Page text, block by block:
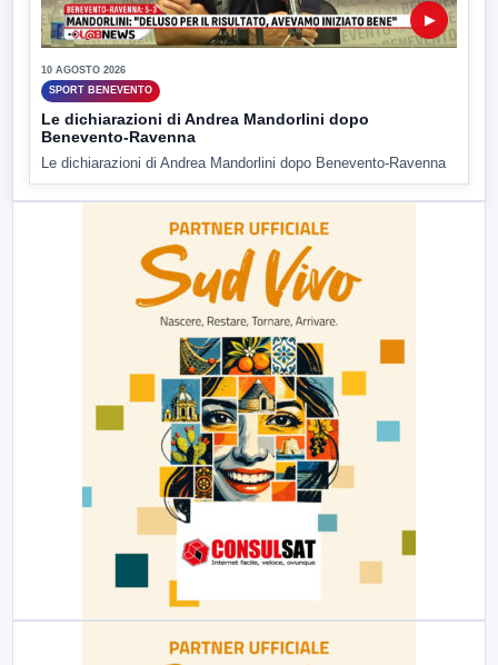
▶
10 AGOSTO 2026
SPORT BENEVENTO
Le dichiarazioni di Andrea Mandorlini dopo
Benevento-Ravenna
Le dichiarazioni di Andrea Mandorlini dopo Benevento-Ravenna